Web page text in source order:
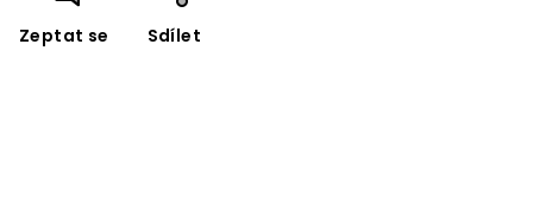
Zeptat se Sdílet